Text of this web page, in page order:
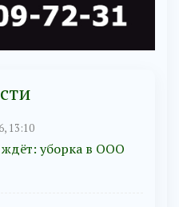
13:10
уборка в ООО